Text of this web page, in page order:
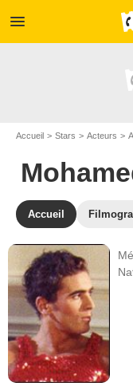
menu
Accueil Stars Acteurs
Accueil